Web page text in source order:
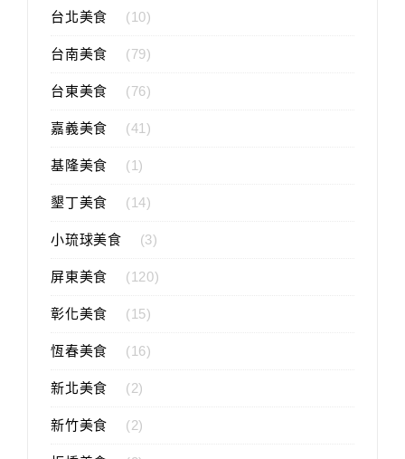
台北美食 (10)
台南美食 (79)
台東美食 (76)
嘉義美食 (41)
基隆美食 (1)
墾丁美食 (14)
小琉球美食 (3)
屏東美食 (120)
彰化美食 (15)
恆春美食 (16)
新北美食 (2)
新竹美食 (2)